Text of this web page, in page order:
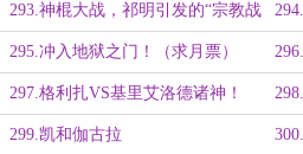
293.神棍大战，祁明引发的“宗教战
争”
295.冲入地狱之门！（求月票）
星
297.格利扎VS基里艾洛德诸神！
一
299.凯和伽古拉